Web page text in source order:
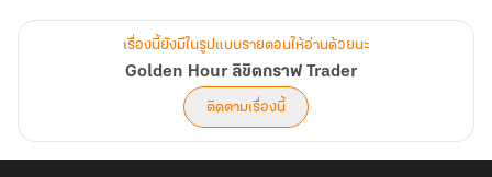
แต่สอนให้ “รอดก่อนรวย”
นิยายการเงิน–ชีวิต ที่จะพาคุณเข้าไปในหัวใจของตลาด
เห็นทั้งความโลภ ความกลัว ความหวัง
และบทเรียนราคาแพงที่กราฟสอนคนธรรมดา
เพราะในโลกของการเทรด
เรื่องนี้ยังมีในรูปแบบรายตอนให้อ่านด้วยนะ
Golden Hour ลิขิตกราฟ Trader
ติดตามเรื่องนี้